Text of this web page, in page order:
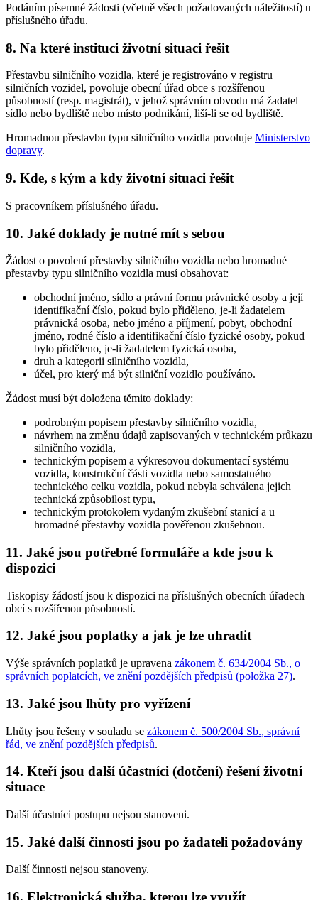
Podáním písemné žádosti (včetně všech požadovaných náležitostí) u
příslušného úřadu.
8. Na které instituci životní situaci řešit
Přestavbu silničního vozidla, které je registrováno v registru
silničních vozidel, povoluje obecní úřad obce s rozšířenou
působností (resp. magistrát), v jehož správním obvodu má žadatel
sídlo nebo bydliště nebo místo podnikání, liší-li se od bydliště.
Hromadnou přestavbu typu silničního vozidla povoluje Ministerstvo
dopravy.
9. Kde, s kým a kdy životní situaci řešit
S pracovníkem příslušného úřadu.
10. Jaké doklady je nutné mít s sebou
Žádost o povolení přestavby silničního vozidla nebo hromadné
přestavby typu silničního vozidla musí obsahovat:
obchodní jméno, sídlo a právní formu právnické osoby a její
identifikační číslo, pokud bylo přiděleno, je-li žadatelem
právnická osoba, nebo jméno a příjmení, pobyt, obchodní
jméno, rodné číslo a identifikační číslo fyzické osoby, pokud
bylo přiděleno, je-li žadatelem fyzická osoba,
druh a kategorii silničního vozidla,
účel, pro který má být silniční vozidlo používáno.
Žádost musí být doložena těmito doklady:
podrobným popisem přestavby silničního vozidla,
návrhem na změnu údajů zapisovaných v technickém průkazu
silničního vozidla,
technickým popisem a výkresovou dokumentací systému
vozidla, konstrukční části vozidla nebo samostatného
technického celku vozidla, pokud nebyla schválena jejich
technická způsobilost typu,
technickým protokolem vydaným zkušební stanicí a u
hromadné přestavby vozidla pověřenou zkušebnou.
11. Jaké jsou potřebné formuláře a kde jsou k
dispozici
Tiskopisy žádostí jsou k dispozici na příslušných obecních úřadech
obcí s rozšířenou působností.
12. Jaké jsou poplatky a jak je lze uhradit
Výše správních poplatků je upravena zákonem č. 634/2004 Sb., o
správních poplatcích, ve znění pozdějších předpisů (položka 27).
13. Jaké jsou lhůty pro vyřízení
Lhůty jsou řešeny v souladu se zákonem č. 500/2004 Sb., správní
řád, ve znění pozdějších předpisů.
14. Kteří jsou další účastníci (dotčení) řešení životní
situace
Další účastníci postupu nejsou stanoveni.
15. Jaké další činnosti jsou po žadateli požadovány
Další činnosti nejsou stanoveny.
16. Elektronická služba, kterou lze využít